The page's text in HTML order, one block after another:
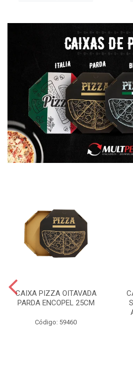
CAIXA PIZZA OITAVADA
PARDA ENCOPEL 25CM
Código: 59460